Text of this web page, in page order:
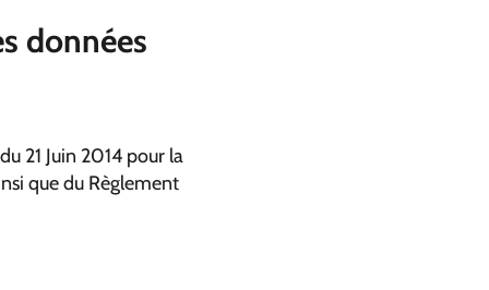
données
21 Juin 2014 pour la
que du Règlement